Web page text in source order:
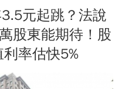
元起跳？法說
股東能期待！股
率估快5%